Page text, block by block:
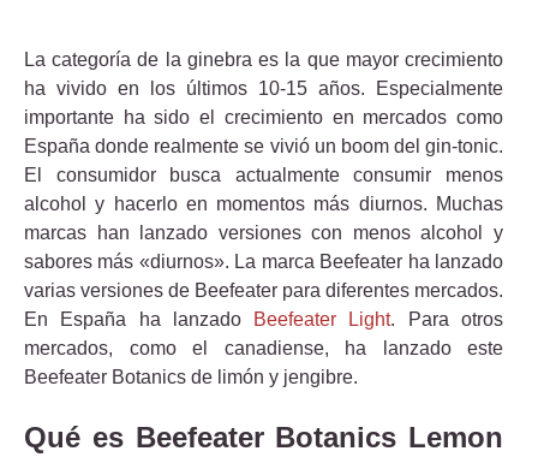
La categoría de la ginebra es la que mayor crecimiento
ha vivido en los últimos 10-15 años. Especialmente
importante ha sido el crecimiento en mercados como
España donde realmente se vivió un boom del gin-tonic.
El consumidor busca actualmente consumir menos
alcohol y hacerlo en momentos más diurnos. Muchas
marcas han lanzado versiones con menos alcohol y
sabores más «diurnos». La marca Beefeater ha lanzado
varias versiones de Beefeater para diferentes mercados.
En España ha lanzado
Beefeater Light. Para otros
mercados, como el canadiense, ha lanzado este
Beefeater Botanics de limón y jengibre.
Qué es Beefeater Botanics Lemon